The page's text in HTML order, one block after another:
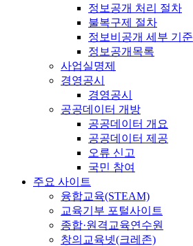
정보공개 처리 절차
불복구제 절차
정보비공개 세부 기준
정보공개목록
사업실명제
경영공시
경영공시
공공데이터 개방
공공데이터 개요
공공데이터 제공
오류 신고
국민 참여
주요 사이트
융합교육(STEAM)
교육기부 포털사이트
종합·원격교육연수원
창의교육넷(크레존)